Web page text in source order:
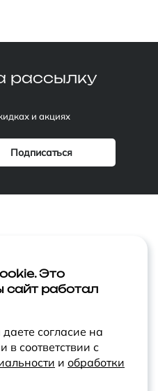
рассылку
и акциях
Макияж
Это
сайт работал
согласие на
в соответствии с
и обработки